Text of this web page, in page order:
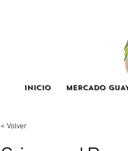
INICIO MERCADO
< Volver